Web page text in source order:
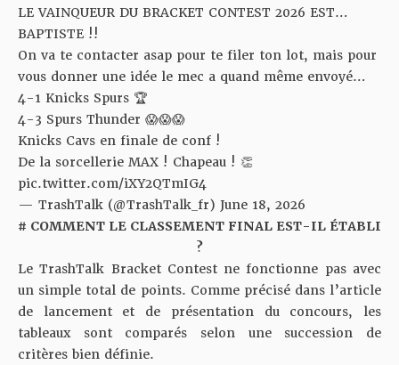
LE VAINQUEUR DU BRACKET CONTEST 2026 EST…
BAPTISTE !!
On va te contacter asap pour te filer ton lot, mais pour
vous donner une idée le mec a quand même envoyé…
4-1 Knicks Spurs 🏆
4-3 Spurs Thunder 😱😱😱
Knicks Cavs en finale de conf !
De la sorcellerie MAX ! Chapeau ! 👏
pic.twitter.com/iXY2QTmIG4
— TrashTalk (@TrashTalk_fr) June 18, 2026
# COMMENT LE CLASSEMENT FINAL EST-IL ÉTABLI
?
Le TrashTalk Bracket Contest ne fonctionne pas avec
un simple total de points. Comme précisé dans l’article
de lancement et de présentation du concours, les
tableaux sont comparés selon une succession de
critères bien définie.